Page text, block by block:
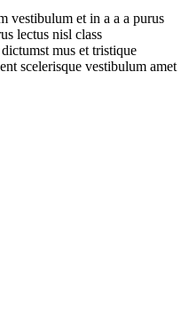
vestibulum et in a a a purus
lectus nisl class
mus et tristique
scelerisque vestibulum amet